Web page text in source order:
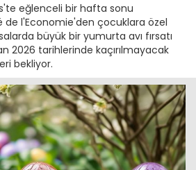
eğlenceli bir hafta sonu
de l'Economie'den çocuklara özel
büyük bir yumurta avı fırsatı
2026 tarihlerinde kaçırılmayacak
bekliyor.